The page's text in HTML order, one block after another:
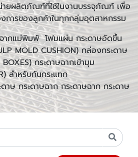
ยผลิตภัณฑ์ที่ใช้ในงานบรรจุภัณฑ์ เพื่อ
ารของลูกค้าในทุกกลุ่มอุตสาหกรรม
ากแม่พิมพ์ โฟมแผ่น กระดาษอัดขึ้น
MOLD CUSHION) กล่องกระดาษ
กระดาษฉากเข้ามุม
สำหรับกันกระแทก
าษ กระดาษฉาก กระดาษฉาก กระดาษ